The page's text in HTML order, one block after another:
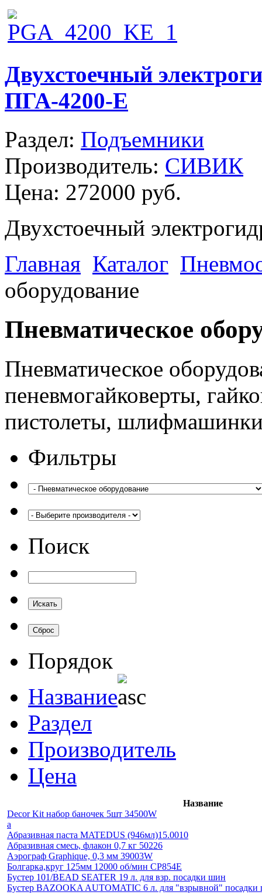
Двухстоечный
ПГА-4200-Е
Раздел: Подъемники
Производитель: СИВИК
Цена: 272000 руб.
Двухстоечный
Главная Каталог
оборудование
Пневматическое
Пневматическое
пеневмогайковерты,
пистолеты,
Фильтры
Поиск
Порядок
Название
Раздел
Производитель
Цена
Название
Decor Kit набор баночек 5шт 34500W
а
Абразивная паста MATEDUS (946мл)15.0010
Абразивная смесь, флакон 0,7 кг 50226
Аэрограф Graphique, 0,3 мм 39003W
Болгарка,круг 125мм 12000 об/мин СР854Е
Бустер 101/BEAD SEATER 19 л. для взр. посадки шин
Бустер BAZOOKA AUTOMATIC 6 л. для "взрывной"